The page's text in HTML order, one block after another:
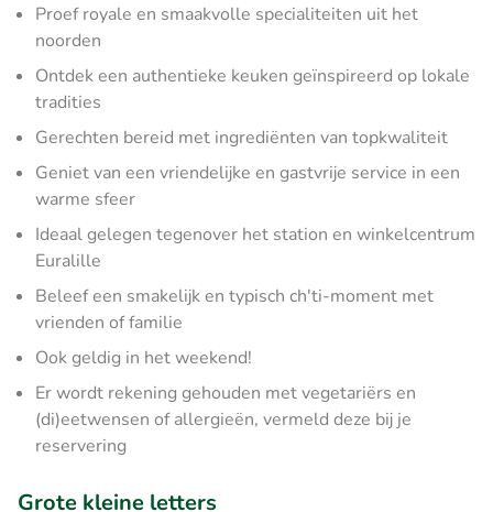
Proef royale en smaakvolle specialiteiten uit het
noorden
Ontdek een authentieke keuken geïnspireerd op lokale
tradities
Gerechten bereid met ingrediënten van topkwaliteit
Geniet van een vriendelijke en gastvrije service in een
warme sfeer
Ideaal gelegen tegenover het station en winkelcentrum
Euralille
Beleef een smakelijk en typisch ch'ti-moment met
vrienden of familie
Ook geldig in het weekend!
Er wordt rekening gehouden met vegetariërs en
(di)eetwensen of allergieën, vermeld deze bij je
reservering
Grote kleine letters